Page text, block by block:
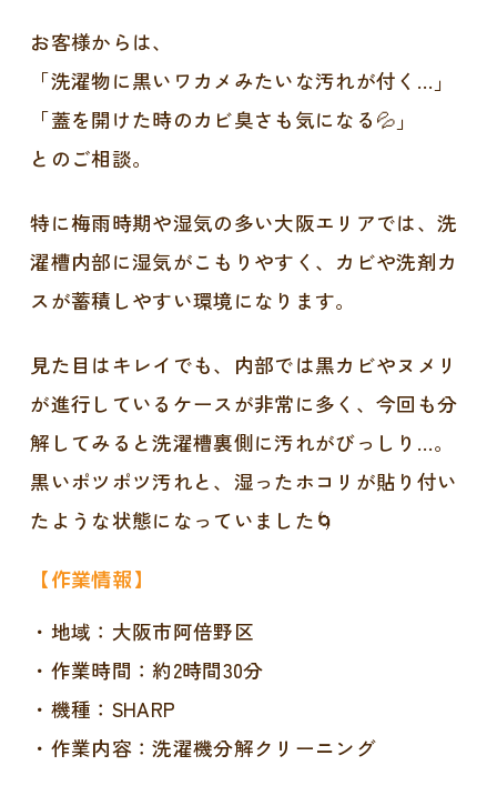
お客様からは、
「洗濯物に黒いワカメみたいな汚れが付く…」
「蓋を開けた時のカビ臭さも気になる💦」
とのご相談。
特に梅雨時期や湿気の多い大阪エリアでは、洗
濯槽内部に湿気がこもりやすく、カビや洗剤カ
スが蓄積しやすい環境になります。
見た目はキレイでも、内部では黒カビやヌメリ
が進行しているケースが非常に多く、今回も分
解してみると洗濯槽裏側に汚れがびっしり…。
黒いポツポツ汚れと、湿ったホコリが貼り付い
たような状態になっていました🌀
【作業情報】
・地域：大阪市阿倍野区
・作業時間：約2時間30分
・機種：SHARP
・作業内容：洗濯機分解クリーニング